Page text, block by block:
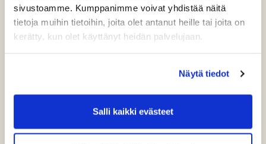
sivustoamme. Kumppanimme voivat yhdistää näitä
tietoja muihin tietoihin, joita olet antanut heille tai joita on
kerätty, kun olet käyttänyt heidän palvelujaan.
Näytä tiedot
Salli kaikki evästeet
seuraottelu GP -
PuulaG
Annila, Mikkeli
11.09.2026
Frisbee-golf (golf-
PuulaGolf,
12.09.2026
Seuramatka, Lake Side
Golf 12.-13.9.
Lake Side Golf,